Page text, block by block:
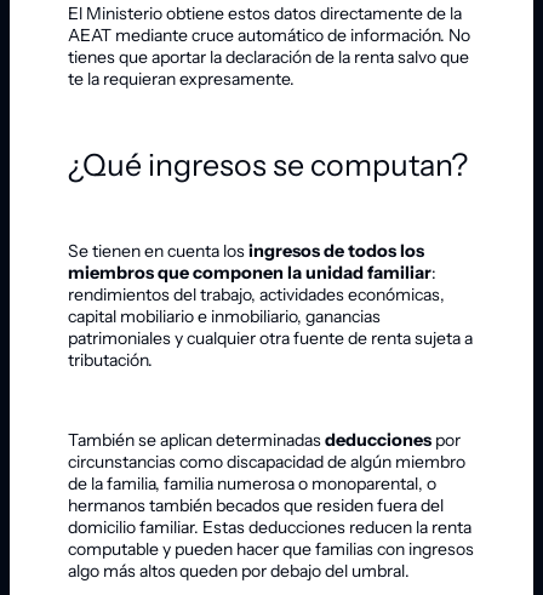
El Ministerio obtiene estos datos directamente de la
AEAT mediante cruce automático de información. No
tienes que aportar la declaración de la renta salvo que
te la requieran expresamente.
¿Qué ingresos se computan?
Se tienen en cuenta losingresos de todos los
miembros que componen la unidad familiar:
rendimientos del trabajo, actividades económicas,
capital mobiliario e inmobiliario, ganancias
patrimoniales y cualquier otra fuente de renta sujeta a
tributación.
También se aplican determinadasdeducciones por
circunstancias como discapacidad de algún miembro
de la familia, familia numerosa o monoparental, o
hermanos también becados que residen fuera del
domicilio familiar. Estas deducciones reducen la renta
computable y pueden hacer que familias con ingresos
algo más altos queden por debajo del umbral.